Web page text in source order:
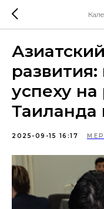
успеху
Таиланда
2025-09-15 16:17